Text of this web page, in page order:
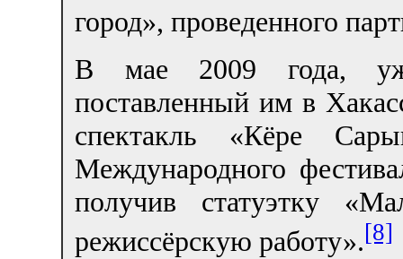
город», проведенного
В мае 2009 года,
поставленный им в
спектакль «Кёре
Международного
получив статуэтку
режиссёрскую работу».[8]